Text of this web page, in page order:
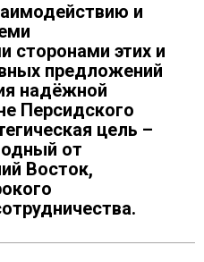
и
сторонами этих и
предложений
надёжной
Персидского
цель –
от
Восток,